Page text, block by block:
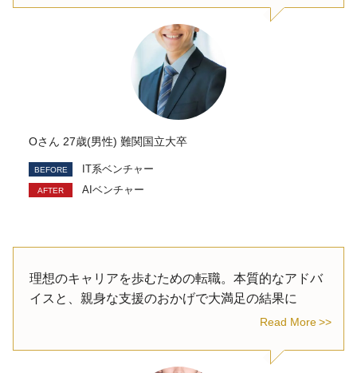
Oさん 27歳(男性) 難関国立大卒
IT系ベンチャー
AIベンチャー
理想のキャリアを歩むための転職。本質的なアドバ
イスと、親身な支援のおかげで大満足の結果に
Read More